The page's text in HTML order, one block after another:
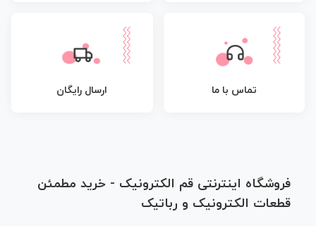
تماس با ما ارسال رایگان
فروشگاه اینترنتی قم الکترونیک - خرید مطمئن
قطعات الکترونیک و رباتیک